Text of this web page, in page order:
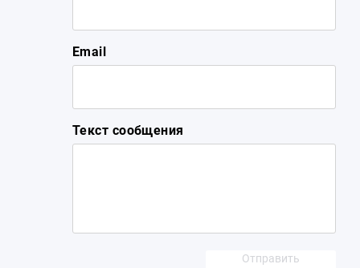
Email
Текст сообщения
Отправить